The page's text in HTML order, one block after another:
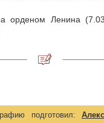
орденом Ленина
подготовил: